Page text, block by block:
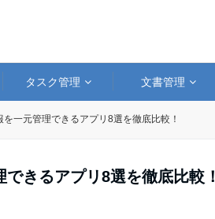
タスク管理 文書管理
を一元管理できるアプリ8選を徹底比較！
きるアプリ8選を徹底比較！